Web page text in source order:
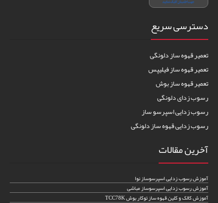
دسترسی سریع
تعمیر قهوه ساز دلونگی
تعمیر قهوه ساز فیلیپس
تعمیر قهوه ساز بوش
رسوب زدای دلونگی
رسوب زدایی اسپرسو ساز
رسوب زدایی قهوه ساز دلونگی
آخرین مقالات
آموزش رسوب زدایی اسپرسوساز نوا
آموزش رسوب زدایی اسپرسوساز مباشی
آموزش کالک و کلین قهوه ساز توکار بوش TCC78K